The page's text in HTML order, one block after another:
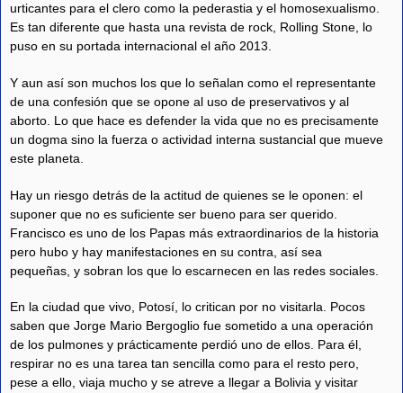
urticantes para el clero como la pederastia y el homosexualismo.
Es tan diferente que hasta una revista de rock, Rolling Stone, lo
puso en su portada internacional el año 2013.
Y aun así son muchos los que lo señalan como el representante
de una confesión que se opone al uso de preservativos y al
aborto. Lo que hace es defender la vida que no es precisamente
un dogma sino la fuerza o actividad interna sustancial que mueve
este planeta.
Hay un riesgo detrás de la actitud de quienes se le oponen: el
suponer que no es suficiente ser bueno para ser querido.
Francisco es uno de los Papas más extraordinarios de la historia
pero hubo y hay manifestaciones en su contra, así sea
pequeñas, y sobran los que lo escarnecen en las redes sociales.
En la ciudad que vivo, Potosí, lo critican por no visitarla. Pocos
saben que Jorge Mario Bergoglio fue sometido a una operación
de los pulmones y prácticamente perdió uno de ellos. Para él,
respirar no es una tarea tan sencilla como para el resto pero,
pese a ello, viaja mucho y se atreve a llegar a Bolivia y visitar